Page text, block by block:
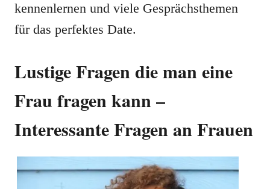
kennenlernen und viele Gesprächsthemen
für das perfektes Date.
Lustige Fragen die man eine
Frau fragen kann –
Interessante Fragen an Frauen